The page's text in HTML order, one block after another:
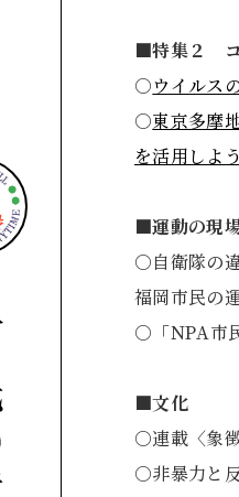
■特集２ コ
○ウイ
○東京多摩
を活
■運動の現
○自衛隊の
福岡
○「NPA
■文化
○連載〈象
○非暴